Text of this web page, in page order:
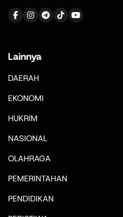
Lainnya
DAERAH
EKONOMI
HUKRIM
NASIONAL
OLAHRAGA
PEMERINTAHAN
PENDIDIKAN